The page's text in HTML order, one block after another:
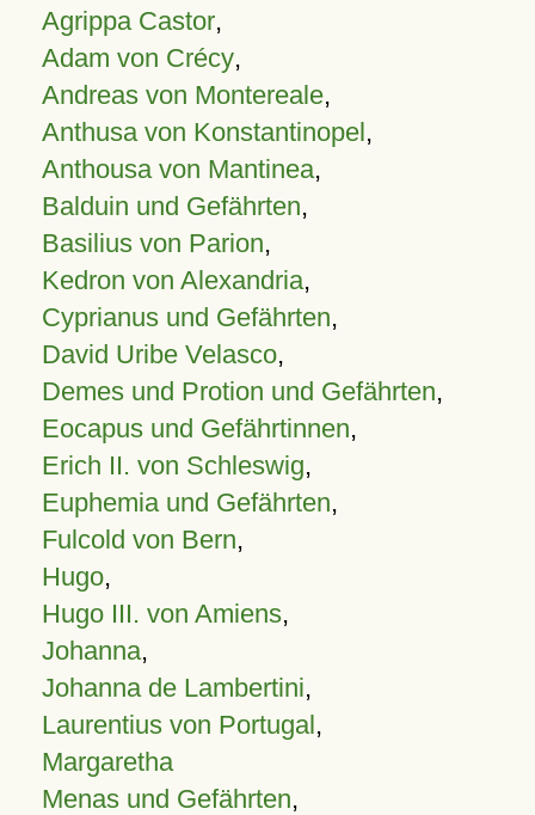
Agrippa Castor,
Adam von Crécy,
Andreas von Montereale,
Anthusa von Konstantinopel,
Anthousa von Mantinea,
Balduin und Gefährten,
Basilius von Parion,
Kedron von Alexandria,
Cyprianus und Gefährten,
David Uribe Velasco,
Demes und Protion und Gefährten,
Eocapus und Gefährtinnen,
Erich II. von Schleswig,
Euphemia und Gefährten,
Fulcold von Bern,
Hugo,
Hugo III. von Amiens,
Johanna,
Johanna de Lambertini,
Laurentius von Portugal,
Margaretha
Menas und Gefährten,